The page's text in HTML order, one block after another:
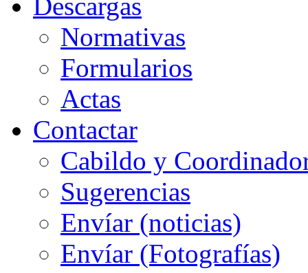
Normativas
Formularios
Actas
Contactar
Cabildo y
Sugerencias
Envíar (noticias)
Envíar (Fotografías)